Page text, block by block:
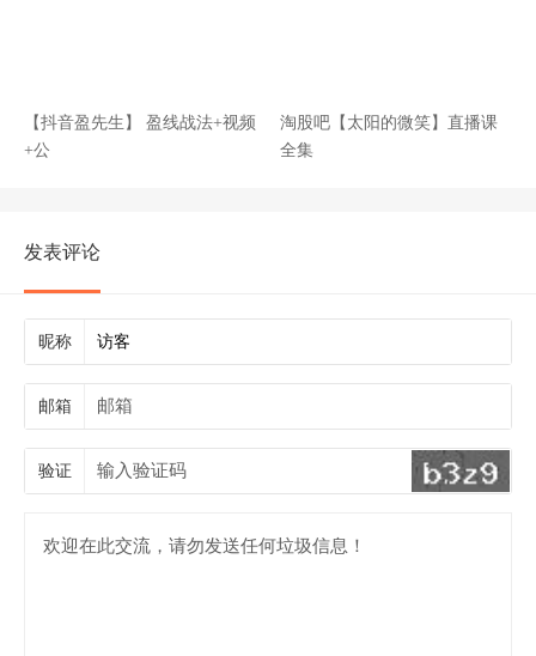
【抖音盈先生】 盈线战法+视频
+公
淘股吧【太阳的微笑】直播课
全集
发表评论
昵称
邮箱
验证